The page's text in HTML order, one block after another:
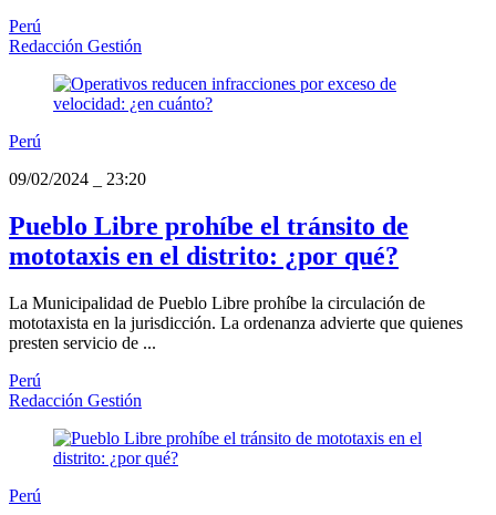
Perú
Redacción Gestión
Perú
09/02/2024
23:20
Pueblo Libre prohíbe el tránsito de
mototaxis en el distrito: ¿por qué?
La Municipalidad de Pueblo Libre prohíbe la circulación de
mototaxista en la jurisdicción. La ordenanza advierte que quienes
presten servicio de ...
Perú
Redacción Gestión
Perú